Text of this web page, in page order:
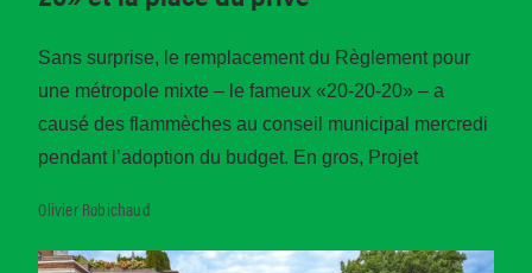
Sans surprise, le remplacement du Règlement pour
une métropole mixte – le fameux «20-20-20» – a
causé des flammèches au conseil municipal mercredi
pendant l’adoption du budget. En gros, Projet
Olivier Robichaud